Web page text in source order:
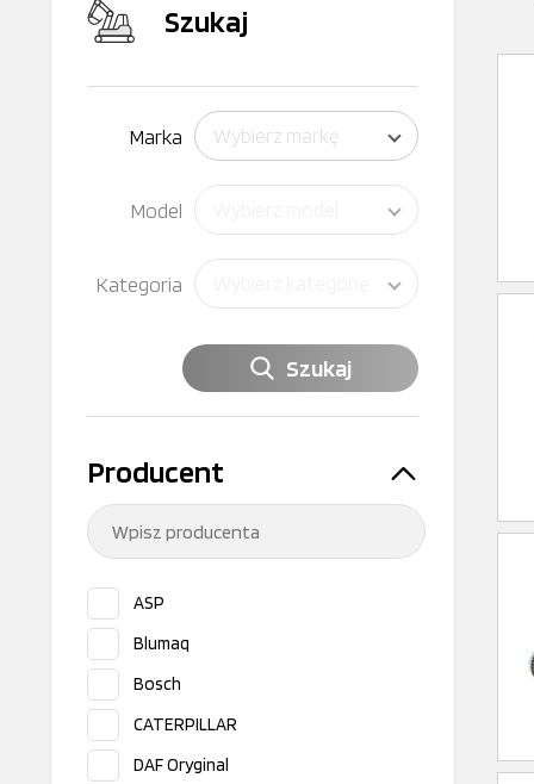
Szukaj
Marka Wybierz markę
Model
Kategoria
Szukaj
Producent
ASP
Blumaq
Bosch
CATERPILLAR
DAF Oryginal